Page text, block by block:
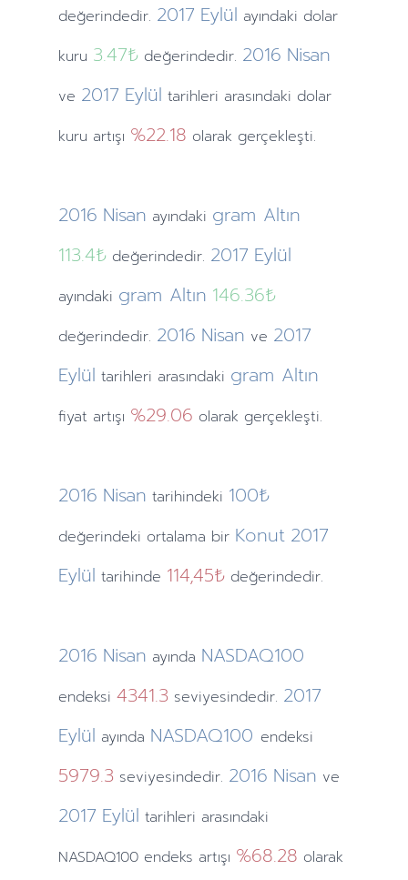
değerindedir. 2017 Eylül ayındaki dolar
kuru 3.47₺değerindedir. 2016 Nisan
ve 2017 Eylül tarihleri arasındaki dolar
kuru artışı %22.18 olarak gerçekleşti.
2016 Nisan ayındaki gram Altın
113.4₺değerindedir. 2017 Eylül
ayındaki gram Altın 146.36₺
değerindedir. 2016 Nisan ve 2017
Eylül tarihleri arasındaki gram Altın
fiyat artışı %29.06 olarak gerçekleşti.
2016 Nisan tarihindeki 100₺
değerindeki ortalama bir Konut 2017
Eylül tarihinde 114,45₺ değerindedir.
2016 Nisan ayında NASDAQ100
endeksi 4341.3 seviyesindedir. 2017
Eylül ayında NASDAQ100 endeksi
5979.3 seviyesindedir. 2016 Nisan ve
2017 Eylül tarihleri arasındaki
NASDAQ100 endeks artışı %68.28 olarak